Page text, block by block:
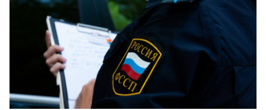
Metro
Стримы
Спецпроекты
Звезды
Выборы
2026
Скачай